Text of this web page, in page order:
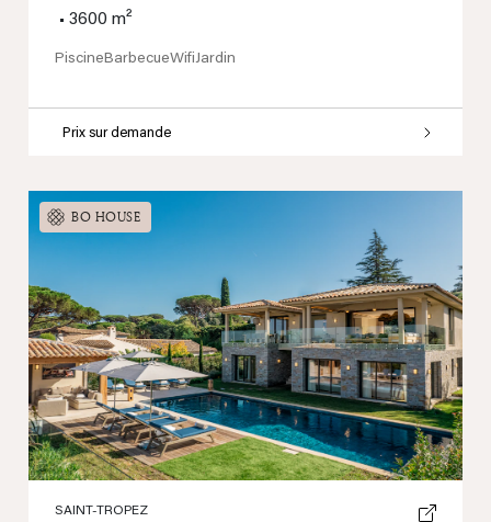
• 3600 m²
PiscineBarbecueWifiJardin
Prix sur demande
BO HOUSE
Previous Next
SAINT-TROPEZ